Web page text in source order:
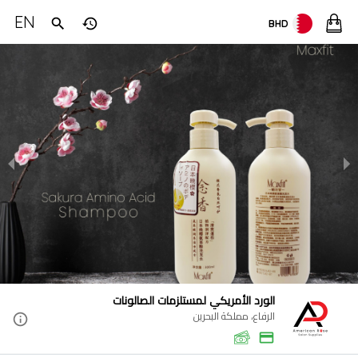
BHD
EN
الورد الأمريكي لمستلزمات الصالونات
الرفاع، مملكة البحرين